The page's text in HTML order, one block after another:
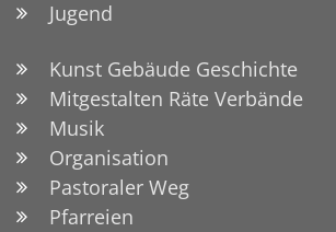
Jugend
Kunst Gebäude Geschichte
Mitgestalten Räte Verbände
Musik
Organisation
Pastoraler Weg
Pfarreien